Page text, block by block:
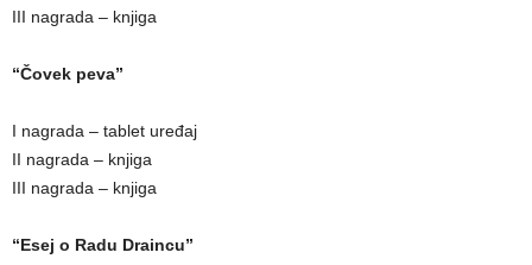
III nagrada – knjiga
“Čovek peva”
I nagrada – tablet uređaj
II nagrada – knjiga
III nagrada – knjiga
“Esej o Radu Draincu”